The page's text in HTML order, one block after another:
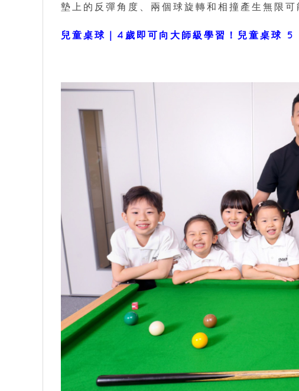
墊上的反彈角度、兩個球旋轉和相撞產生無限可
兒童桌球｜4歲即可向大師級學習！兒童桌球 5